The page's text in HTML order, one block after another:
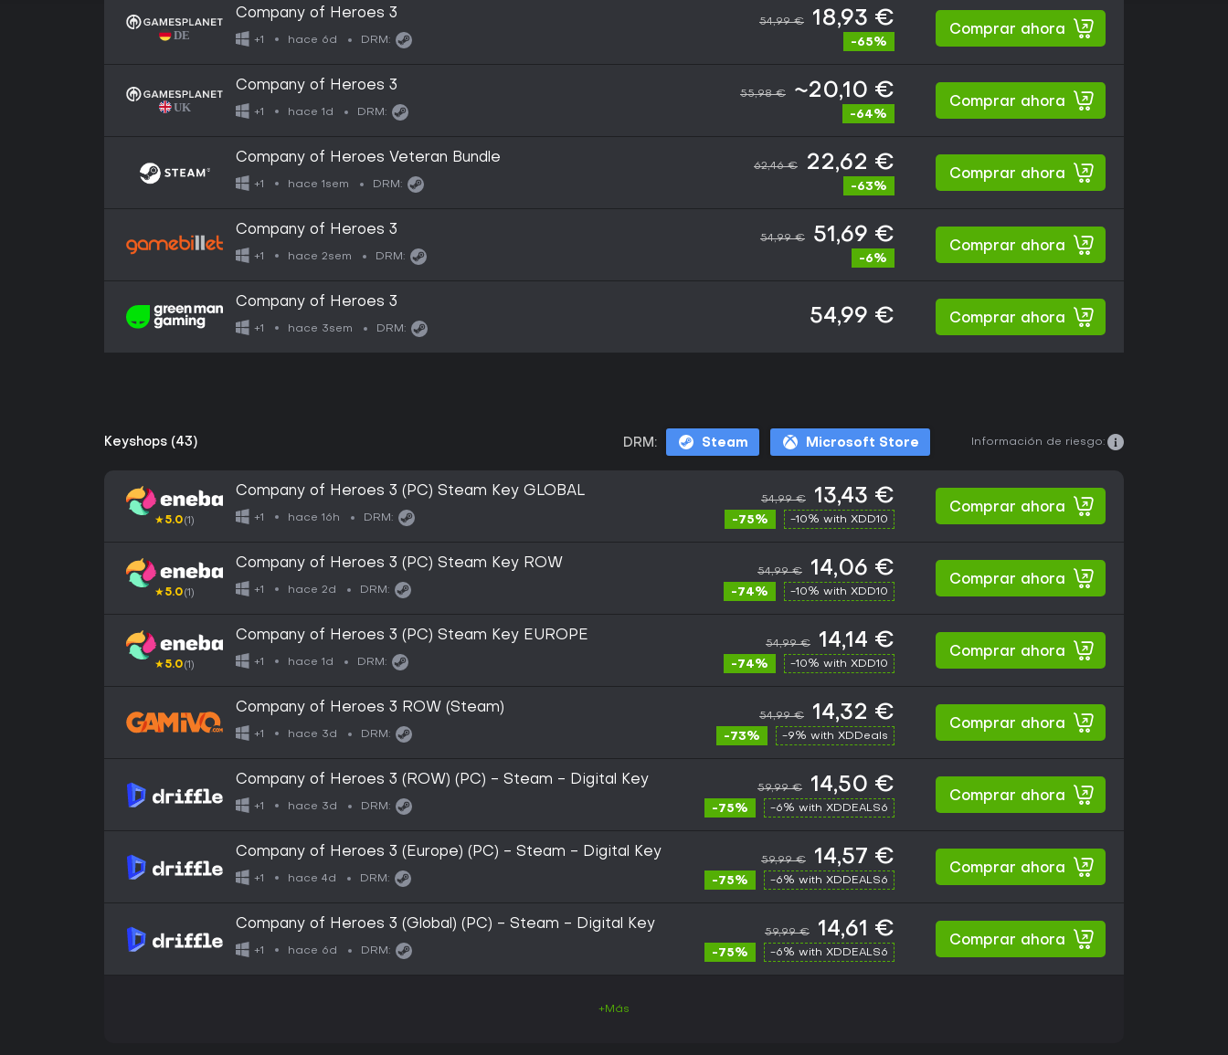
Company of Heroes 3
+1 hace 6d DRM:
54,99 € 18,93 €
-65%
Comprar ahora
Company of Heroes 3
+1 hace 1d DRM:
55,98 € ~20,10 €
-64%
Comprar ahora
Company of Heroes Veteran Bundle
+1 hace 1sem DRM:
62,46 € 22,62 €
-63%
Comprar ahora
Company of Heroes 3
+1 hace 2sem DRM:
54,99 € 51,69 €
-6%
Comprar ahora
Company of Heroes 3
+1 hace 3sem DRM:
54,99 € Comprar ahora
Keyshops (43) DRM: Steam Microsoft Store Información de riesgo:
★5.0(1)
Company of Heroes 3 (PC) Steam Key GLOBAL
+1 hace 16h DRM:
54,99 € 13,43 €
-75% -10% with XDD10
Comprar ahora
★5.0(1)
Company of Heroes 3 (PC) Steam Key ROW
+1 hace 2d DRM:
54,99 € 14,06 €
-74% -10% with XDD10
Comprar ahora
★5.0(1)
Company of Heroes 3 (PC) Steam Key EUROPE
+1 hace 1d DRM:
54,99 € 14,14 €
-74% -10% with XDD10
Comprar ahora
Company of Heroes 3 ROW (Steam)
+1 hace 3d DRM:
54,99 € 14,32 €
-73% -9% with XDDeals
Comprar ahora
Company of Heroes 3 (ROW) (PC) - Steam - Digital Key
+1 hace 3d DRM:
59,99 € 14,50 €
-75% -6% with XDDEALS6
Comprar ahora
Company of Heroes 3 (Europe) (PC) - Steam - Digital Key
+1 hace 4d DRM:
59,99 € 14,57 €
-75% -6% with XDDEALS6
Comprar ahora
Company of Heroes 3 (Global) (PC) - Steam - Digital Key
+1 hace 6d DRM:
59,99 € 14,61 €
-75% -6% with XDDEALS6
Comprar ahora
+Más